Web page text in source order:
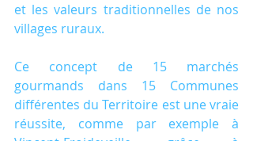
et les valeurs traditionnelles de nos
villages ruraux.
Ce concept de 15 marchés
gourmands dans 15 Communes
différentes du Territoire est une vraie
réussite, comme par exemple à